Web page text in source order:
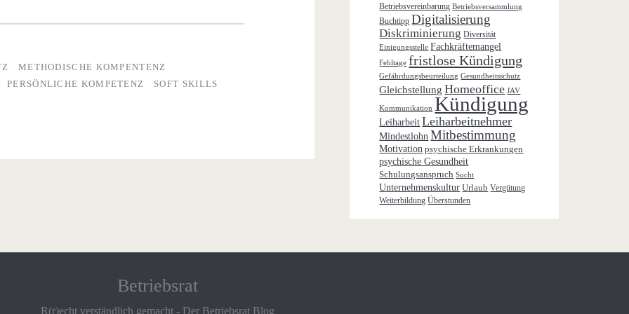
METHODISCHE KOMPENTENZ
PERSÖNLICHE KOMPETENZ
SOFT SKILLS
Betriebsvereinbarung Betriebsversammlung
Buchtipp Digitalisierung
Diskriminierung Diversität
Einigungsstelle Fachkräftemangel
Fehltage fristlose Kündigung
Gefährdungsbeurteilung Gesundheitsschutz
Gleichstellung Homeoffice JAV
Kommunikation Kündigung
Leiharbeit Leiharbeitnehmer
Mindestlohn Mitbestimmung
Motivation psychische Erkrankungen
psychische Gesundheit
Schulungsanspruch Sucht
Unternehmenskultur Urlaub Vergütung
Weiterbildung Überstunden
Betriebsrat
R(r)echt verständlich gemacht - Der Betriebsrat Blog